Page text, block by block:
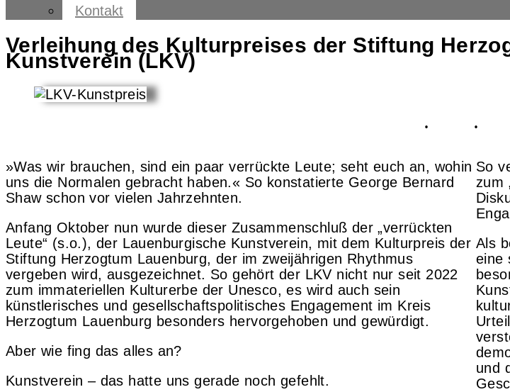
Kontakt
Verleihung des Kulturpreises der Stiftung
Kunstverein (LKV)
»Was wir brauchen, sind ein paar verrückte Leute; seht euch an, wohin
uns die Normalen gebracht haben.« So konstatierte George Bernard
Shaw schon vor vielen Jahrzehnten.
Anfang Oktober nun wurde dieser Zusammenschluß der „verrückten
Leute“ (s.o.), der Lauenburgische Kunstverein, mit dem Kulturpreis der
Stiftung Herzogtum Lauenburg, der im zweijährigen Rhythmus
vergeben wird, ausgezeichnet. So gehört der LKV nicht nur seit 2022
zum immateriellen Kulturerbe der Unesco, es wird auch sein
künstlerisches und gesellschaftspolitisches Engagement im Kreis
Herzogtum Lauenburg besonders hervorgehoben und gewürdigt.
Aber wie fing das alles an?
Kunstverein – das hatte uns gerade noch gefehlt.
So
zum
Als
eine
und